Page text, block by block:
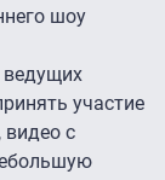
шоу
ведущих
участие
видео с